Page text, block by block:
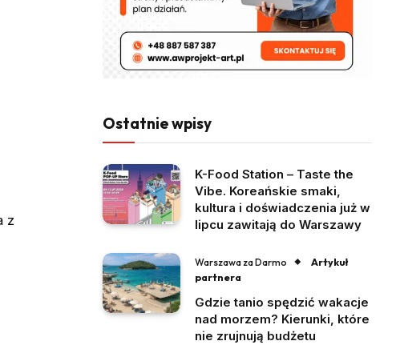
z
Ostatnie wpisy
K-Food Station – Taste the
Vibe. Koreańskie smaki,
kultura i doświadczenia już w
lipcu zawitają do Warszawy
Warszawa za Darmo
Artykuł
partnera
Gdzie tanio spędzić wakacje
nad morzem? Kierunki, które
nie zrujnują budżetu